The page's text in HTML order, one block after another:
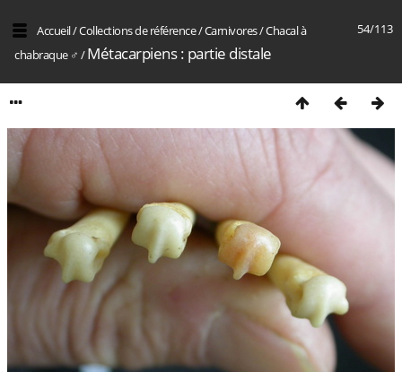
54/113
Accueil/Collections de référence/Carnivores/Chacal à
chabraque ♂ /Métacarpiens : partie distale